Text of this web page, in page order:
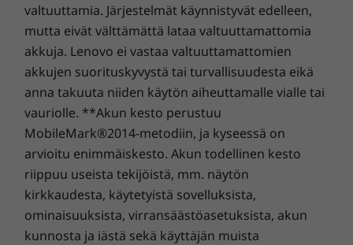
Luotettava ja kestävä
Kaikkien ThinkPad-kannettavien tavoin myös
P15v-mobiilityöasema testataan 12 eri
sotilastason vaatimuksen mukaisesti, ja sille
tehdään yli 200 laatutarkastusta. Näin
varmistetaan, että se toimii ääriolosuhteissa.
Voit luottaa siihen, että P15v toimii
napajäätiköiltä hiekkamyrskyihin ja että se
selviää niin painovoimattoman tilan
vahingoista kuin myös jokapäiväisistä
roiskeista ja putoamisista.
valtuuttamia. Järjestelmät käynnistyvät edelleen,
mutta eivät välttämättä lataa valtuuttamattomia
akkuja. Lenovo ei vastaa valtuuttamattomien
akkujen suorituskyvystä tai turvallisuudesta eikä
anna takuuta niiden käytön aiheuttamalle vialle tai
vauriolle. **Akun kesto perustuu
MobileMark®2014-metodiin, ja kyseessä on
arvioitu enimmäiskesto. Akun todellinen kesto
riippuu useista tekijöistä, mm. näytön
kirkkaudesta, käytetyistä sovelluksista,
ominaisuuksista, virransäästöasetuksista, akun
kunnosta ja iästä sekä käyttäjän muista